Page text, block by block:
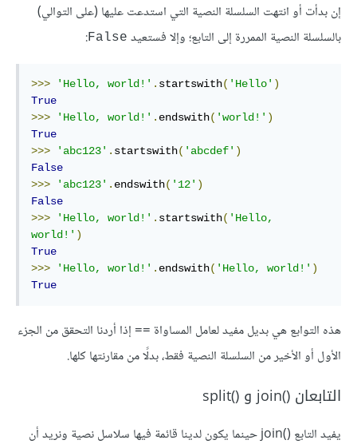
إن بدأت أو انتهت السلسلة النصية التي استدعت عليها (على التوالي)
بالسلسلة النصية الممررة إلى التابع؛ وإلا فستعيد False
:
>>> 'Hello, world!' . startswith( 'Hello' )
True
>>>
'Hello, world!' . endswith( 'world!' )
True
>>>
'abc123' . startswith( 'abcdef' )
False
>>>
'abc123' . endswith( '12' )
False
>>>
'Hello, world!' . startswith( 'Hello,
world!' )
True
>>>
'Hello, world!' . endswith( 'Hello, world!' )
True
هذه التوابع هي بديل مفيد لعامل المساواة == إذا أردنا التحقق من الجزء
الأول أو الأخير من السلسلة النصية فقط، بدلًا من مقارنتها كلها.
التابعان join()‎ و split()‎
يفيد التابع join()
حينما يكون لدينا قائمة فيها سلاسل نصية ونريد أن